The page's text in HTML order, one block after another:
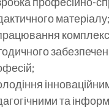
матеріалу;
та